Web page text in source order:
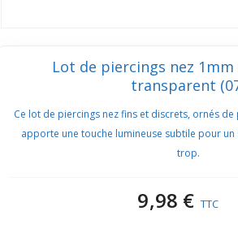
Lot de piercings nez
transparent
Ce lot de piercings nez fins et discrets, ornés
apporte une touche lumineuse subtile pour un
trop.
9,98 € TTC